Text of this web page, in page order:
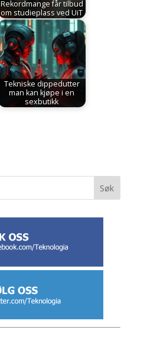
Rekordmange får tilbud
om studieplass ved UiT
Tekniske dippedutter
man kan kjøpe i en
sexbutikk